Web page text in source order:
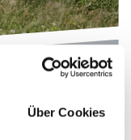
Über Cookies